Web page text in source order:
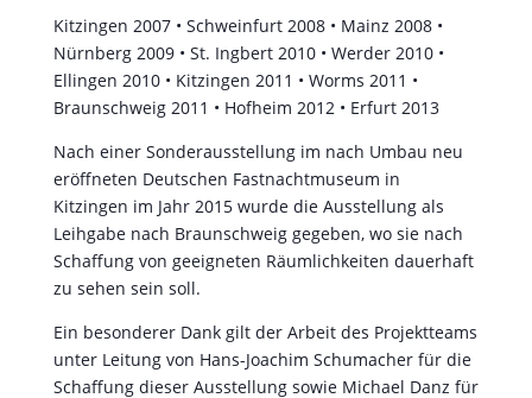
zu sehen sein soll.
Ein besonderer Dank gilt der Arbeit des Projektteams
unter Leitung von Hans-Joachim Schumacher für die
die Koordination und Jürgen Blatz für die praktische
Arbeit bei der Umsetzung und auf der langen
Wanderschaft.
Auszüge zum Inhalt der Ausstellung:
„Fasching, Fastnacht und Karneval
in der ehemaligen Deutschen
Demokratischen Republik (DDR)“